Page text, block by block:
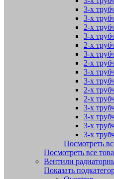
3-х
3-х
2-х
3-х
2-х
3-х
2-х
3-х
3-х
2-х
2-х
3-х
3-х
3-х
3-х
Посмотреть
Посмотреть все
Вентили
Показать